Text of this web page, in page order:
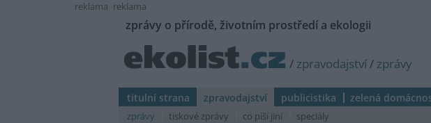
reklama reklama
zprávy o přírodě, životním prostředí a ekologii
/ zpravodajství/ zprávy
titulní strana zpravodajství publicistika zelená
zprávy tiskové zprávy co píší jiní speciály